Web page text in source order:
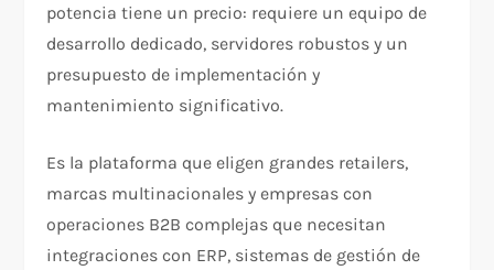
potencia tiene un precio: requiere un equipo de
desarrollo dedicado, servidores robustos y un
presupuesto de implementación y
mantenimiento significativo.
Es la plataforma que eligen grandes retailers,
marcas multinacionales y empresas con
operaciones B2B complejas que necesitan
integraciones con ERP, sistemas de gestión de